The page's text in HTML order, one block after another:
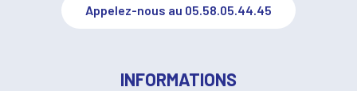
Appelez-nous au 05.58.05.44.45
INFORMATIONS